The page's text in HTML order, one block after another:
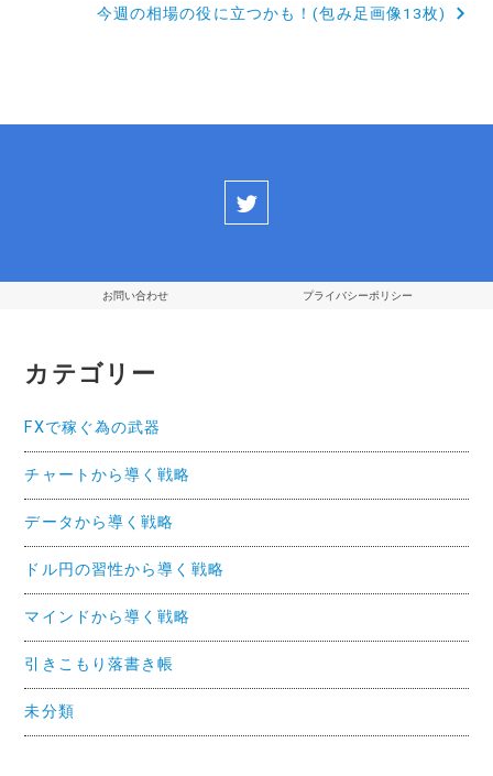
今週の相場の役に立つかも！(包み足画像13枚)
お問い合わせ プライバシーポリシー
カテゴリー
FXで稼ぐ為の武器
チャートから導く戦略
データから導く戦略
ドル円の習性から導く戦略
マインドから導く戦略
引きこもり落書き帳
未分類